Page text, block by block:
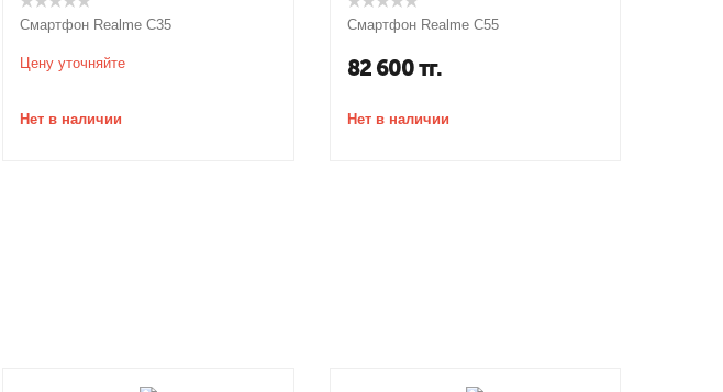
Смартфон Realme C35
Цену уточняйте
Нет в наличии
Смартфон Realme C55
82 600тг.
Нет в наличии